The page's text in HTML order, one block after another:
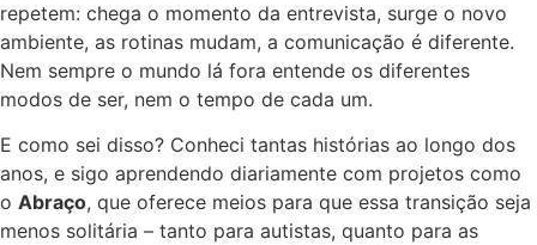
repetem: chega o momento da entrevista, surge o novo
ambiente, as rotinas mudam, a comunicação é diferente.
Nem sempre o mundo lá fora entende os diferentes
modos de ser, nem o tempo de cada um.
E como sei disso? Conheci tantas histórias ao longo dos
anos, e sigo aprendendo diariamente com projetos como
o Abraço, que oferece meios para que essa transição seja
menos solitária – tanto para autistas, quanto para as